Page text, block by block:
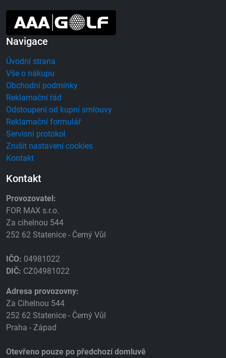
Navigace
Úvodní strana
Vše o nákupu
Obchodní podmínky
Reklamační řád
Odstoupení od kupní smlouvy
Reklamační formulář
Servisní protokol
Zrušit nastavení cookies
Kontakt
Kontakt
Provozovatel:
FOR MAX s.r.o.
Za cihelnou 544
252 62 Statenice - Černý Vůl
IČO: 04981022
DIČ: CZ04981022
Adresa provozovny:
Za Cihelnou 544
252 62 Statenice - Černý Vůl
Praha - Západ
Otevřeno pouze po předchozí domluvě